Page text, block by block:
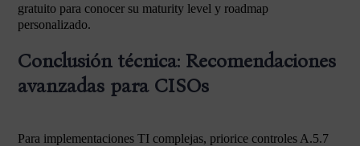
gratuito para conocer su maturity level y roadmap
personalizado.
Conclusión técnica: Recomendaciones
avanzadas para CISOs
Para implementaciones TI complejas, priorice controles A.5.7